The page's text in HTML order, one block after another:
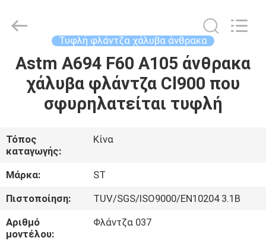
ΑΡΧΙΚΉ
ΣΕΛΊΔΑ
ΒΊΝΤΕΟ
ΕΜΦΆΝΙΣΗ
VR
Ltd..
Developed
Τυφλή φλάντζα χάλυβα άνθρακα
Astm A694 F60 A105 άνθρακα
χάλυβα φλάντζα Cl900 που
σφυρηλατείται τυφλή
Τόπος
καταγωγής:
Κίνα
Μάρκα:
ST
Πιστοποίηση:
TUV/SGS/ISO9000/EN10204 3.1B
Αριθμό
μοντέλου:
Φλάντζα 037